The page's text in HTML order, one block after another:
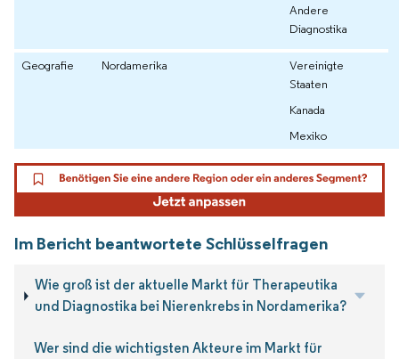
Andere
Diagnostika
Geografie Nordamerika
Vereinigte
Staaten
Kanada
Mexiko
Im Bericht beantwortete Schlüsselfragen
Wie groß ist der aktuelle Markt für Therapeutika
und Diagnostika bei Nierenkrebs in Nordamerika?
Wer sind die wichtigsten Akteure im Markt für